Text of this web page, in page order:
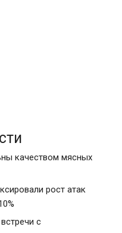
качеством мясных
рост атак
с